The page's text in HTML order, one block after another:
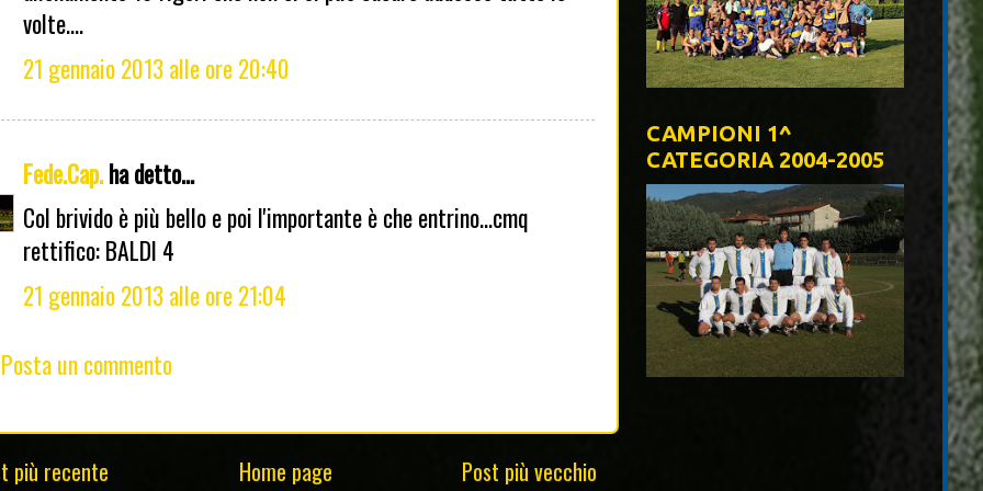
volte....
21 gennaio 2013 alle ore 20:40
Fede.Cap.ha detto...
Col brivido è più bello e poi l'importante è che entrino...cmq
rettifico: BALDI 4
21 gennaio 2013 alle ore 21:04
Posta un commento
più recente Post più vecchio
Home page
CAMPIONI 1^
CATEGORIA 2004-2005